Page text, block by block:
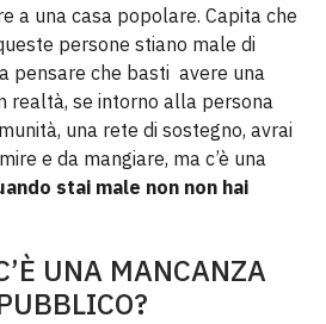
a una casa popolare. Capita che
persone stiano male di
pensare che basti avere una
realtà, se intorno alla persona
una rete di sostegno, avrai
e da mangiare, ma c’è una
stai male non non hai
UNA MANCANZA